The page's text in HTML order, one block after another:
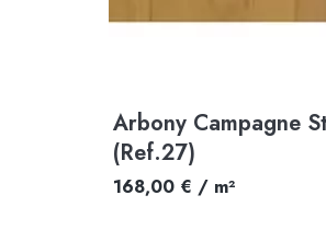
Arbony Campagne
(Ref.27)
168,00 € / m²